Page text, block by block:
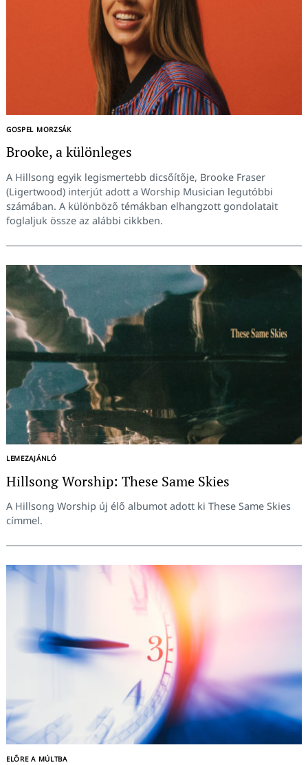
GOSPEL MORZSÁK
Brooke, a különleges
A Hillsong egyik legismertebb dicsőítője, Brooke Fraser
(Ligertwood) interjút adott a Worship Musician legutóbbi
számában. A különböző témákban elhangzott gondolatait
foglaljuk össze az alábbi cikkben.
LEMEZAJÁNLÓ
Hillsong Worship: These Same Skies
A Hillsong Worship új élő albumot adott ki These Same Skies
címmel.
ELŐRE A MÚLTBA
Keresés: